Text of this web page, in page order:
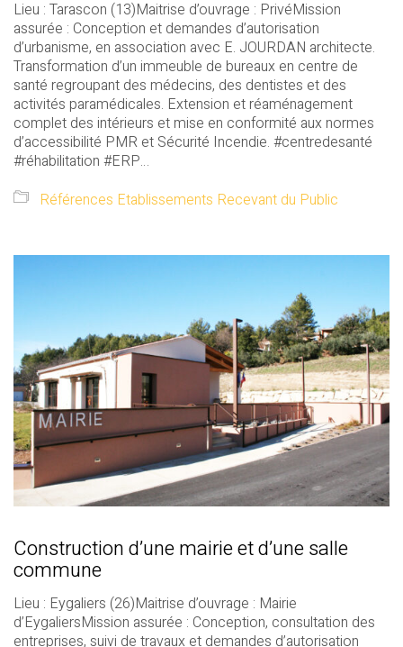
Lieu : Tarascon (13)Maitrise d’ouvrage : PrivéMission
assurée : Conception et demandes d’autorisation
d’urbanisme, en association avec E. JOURDAN architecte.
Transformation d’un immeuble de bureaux en centre de
santé regroupant des médecins, des dentistes et des
activités paramédicales. Extension et réaménagement
complet des intérieurs et mise en conformité aux normes
d’accessibilité PMR et Sécurité Incendie. #centredesanté
#réhabilitation #ERP…
Références Etablissements Recevant du Public
Construction d’une mairie et d’une salle
commune
Lieu : Eygaliers (26)Maitrise d’ouvrage : Mairie
d’EygaliersMission assurée : Conception, consultation des
entreprises, suivi de travaux et demandes d’autorisation